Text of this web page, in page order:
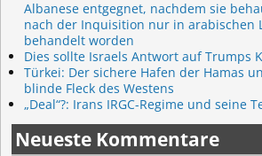
Albanese entgegnet, nachdem sie
nach der Inquisition nur in arabischen
behandelt worden
Dies sollte Israels Antwort auf Trumps
Türkei: Der sichere Hafen der Hamas
blinde Fleck des Westens
„Deal“?: Irans IRGC-Regime und seine
Neueste Kommentare